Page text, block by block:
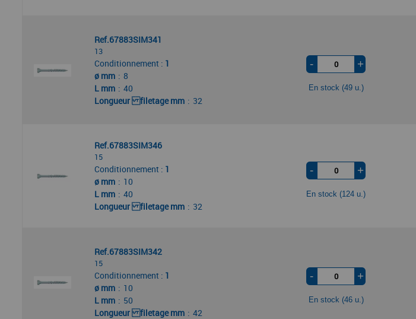
Ref.67883SIM341
13
Conditionnement : 1
ø mm
8
L mm
40
Longueur filetage mm
32
- +
En stock (49 u.)
Ref.67883SIM346
15
Conditionnement : 1
ø mm
10
L mm
40
Longueur filetage mm
32
- +
En stock (124 u.)
Ref.67883SIM342
15
Conditionnement : 1
ø mm
10
L mm
50
Longueur filetage mm
42
- +
En stock (46 u.)